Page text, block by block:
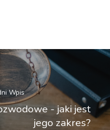
Wpis
- jaki jest
jego zakres?